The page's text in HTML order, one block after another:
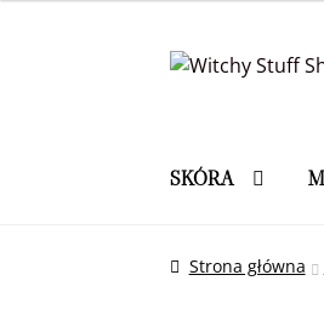
Przejdź
Przejdź
SKÓRA
Strona główna